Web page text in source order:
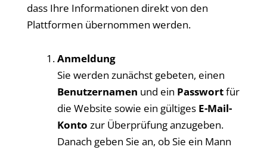
dass Ihre Informationen direkt von den
Plattformen übernommen werden.
Anmeldung
Sie werden zunächst gebeten, einen
Benutzernamen und ein Passwortfür
die Website sowie ein gültiges E-Mail-
Konto zur Überprüfung anzugeben.
Danach geben Sie an, ob Sie ein Mann